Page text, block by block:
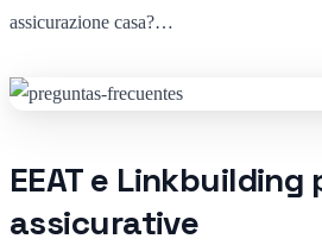
assicurazione casa?…
EEAT e
assicurative